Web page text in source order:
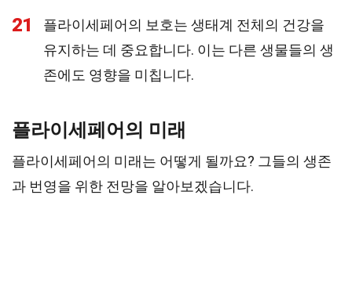
21
플라이세페어의 보호는 생태계 전체의 건강을
유지하는 데 중요합니다. 이는 다른 생물들의 생
존에도 영향을 미칩니다.
플라이세페어의 미래
플라이세페어의 미래는 어떻게 될까요? 그들의 생존
과 번영을 위한 전망을 알아보겠습니다.